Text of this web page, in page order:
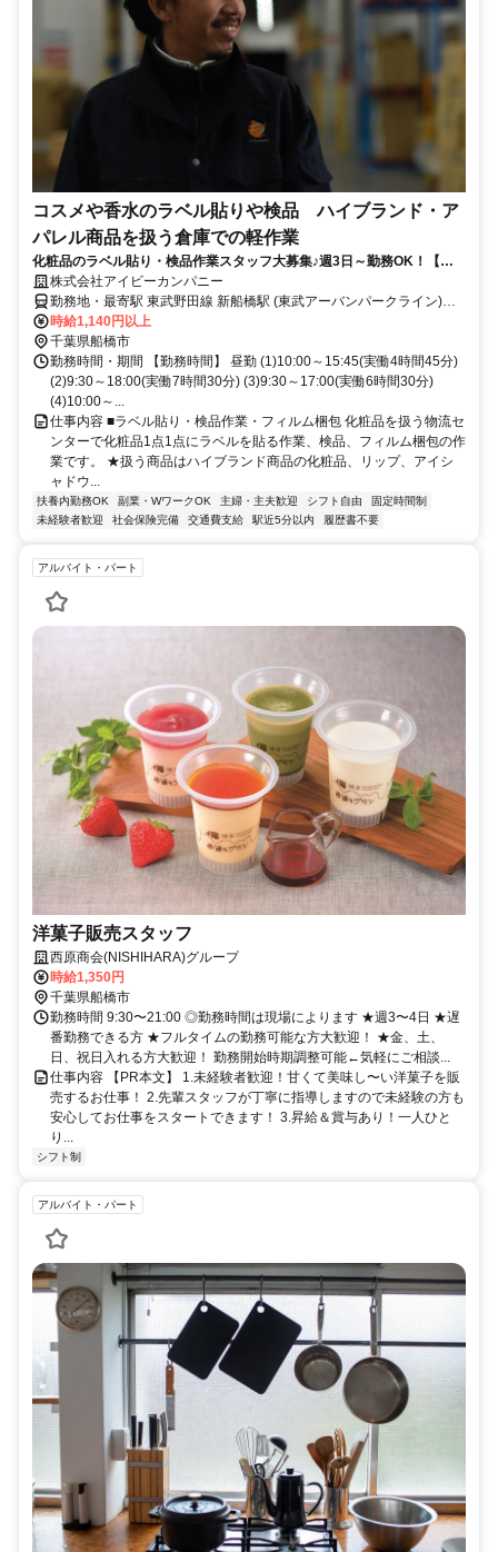
コスメや香水のラベル貼りや検品 ハイブランド・ア
パレル商品を扱う倉庫での軽作業
化粧品のラベル貼り・検品作業スタッフ大募集♪週3日～勤務OK！【駅
チカ人気・未経験OK】
株式会社アイビーカンパニー
勤務地・最寄駅 東武野田線 新船橋駅 (東武アーバンパークライン)よ
り徒歩5分 東葉高速鉄道 東海神駅 より徒歩15分 ※駅前にはイオンが
あるので、お仕事帰りの夕飯のお買い物などにも便利です♪
時給1,140円以上
千葉県船橋市
勤務時間・期間 【勤務時間】 昼勤 (1)10:00～15:45(実働4時間45分)
(2)9:30～18:00(実働7時間30分) (3)9:30～17:00(実働6時間30分)
(4)10:00～...
仕事内容 ■ラベル貼り・検品作業・フィルム梱包 化粧品を扱う物流セ
ンターで化粧品1点1点にラベルを貼る作業、検品、フィルム梱包の作
業です。 ★扱う商品はハイブランド商品の化粧品、リップ、アイシ
ャドウ...
扶養内勤務OK 副業・WワークOK 主婦・主夫歓迎 シフト自由
固定時間制
未経験者歓迎
社会保険完備 交通費支給 駅近5分以内 履歴書不要
アルバイト・パート
洋菓子販売スタッフ
西原商会(NISHIHARA)グループ
時給1,350円
千葉県船橋市
勤務時間 9:30〜21:00 ◎勤務時間は現場によります ★週3〜4日 ★遅
番勤務できる方 ★フルタイムの勤務可能な方大歓迎！ ★金、土、
日、祝日入れる方大歓迎！ 勤務開始時期調整可能←気軽にご相談...
仕事内容 【PR本文】 1.未経験者歓迎！甘くて美味し〜い洋菓子を販
売するお仕事！ 2.先輩スタッフが丁寧に指導しますので未経験の方も
安心してお仕事をスタートできます！ 3.昇給＆賞与あり！一人ひと
り...
シフト制
アルバイト・パート